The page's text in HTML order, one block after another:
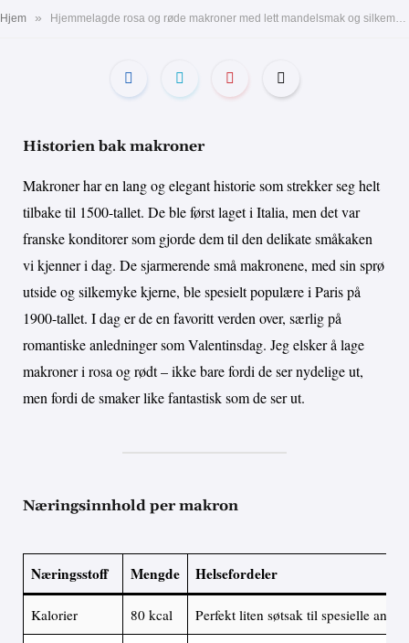
Hjem »
Historien bak makroner
Makroner har en lang og elegant historie som strekker seg helt
tilbake til 1500-tallet. De ble først laget i Italia, men det var
franske konditorer som gjorde dem til den delikate småkaken
vi kjenner i dag. De sjarmerende små makronene, med sin sprø
utside og silkemyke kjerne, ble spesielt populære i Paris på
1900-tallet. I dag er de en favoritt verden over, særlig på
romantiske anledninger som Valentinsdag. Jeg elsker å lage
makroner i rosa og rødt – ikke bare fordi de ser nydelige ut,
men fordi de smaker like fantastisk som de ser ut.
Næringsinnhold per makron
Næringsstoff Mengde Helsefordeler
Kalorier 80 kcal Perfekt liten søtsak til spesielle